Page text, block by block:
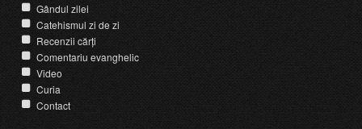
Gândul zilei
Catehismul zi de zi
Recenzii cărți
Comentariu evanghelic
Video
Curia
Contact